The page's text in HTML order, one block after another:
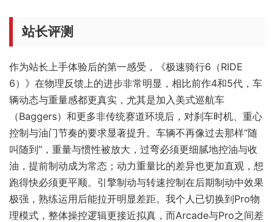
站长评测
作为站长上手体验后的第一感受，《极速骑行6（RIDE
6）》在物理反馈上的进步非常明显，相比前作4和5代，车
辆动态与重量感都更真实，尤其是加入美式巡航车
（Baggers）和更多非传统赛道环境后，对刹车时机、重心
控制与油门节奏的要求显著提升。车辆不再像过去那样“随
叫随到”，重量与惯性被放大，过弯必须更细腻地控油与收
油，提前制动成为常态；动力重量比的差异也更加直观，想
跑得快必须更平顺。引擎制动与转速控制在后期制动中效果
极强，熟练运用后能拉开明显差距。我个人已切换到Pro物
理模式，整体操控逻辑更接近拟真，而Arcade与Pro之间差